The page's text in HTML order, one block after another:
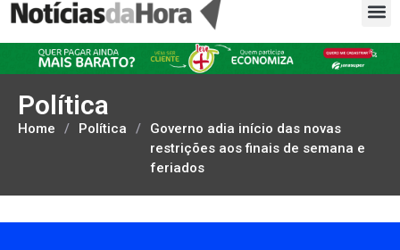
Política
Home / Política /
Governo adia início das novas
restrições aos finais de semana e
feriados